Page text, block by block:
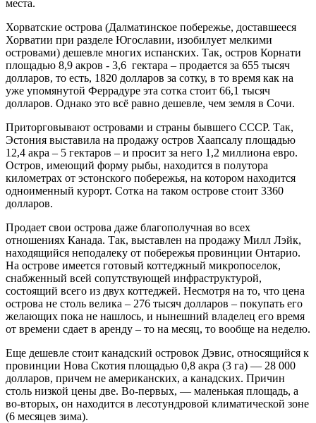
места.
Хорватские острова (Далматинское побережье, доставшееся
Хорватии при разделе Югославии, изобилует мелкими
островами) дешевле многих испанских. Так, остров Корнати
площадью 8,9 акров - 3,6 гектара – продается за 655 тысяч
долларов, то есть, 1820 долларов за сотку, в то время как на
уже упомянутой Феррадуре эта сотка стоит 66,1 тысяч
долларов. Однако это всё равно дешевле, чем земля в Сочи.
Приторговывают островами и страны бывшего СССР. Так,
Эстония выставила на продажу остров Хаапсалу площадью
12,4 акра – 5 гектаров – и просит за него 1,2 миллиона евро.
Остров, имеющий форму рыбы, находится в полутора
километрах от эстонского побережья, на котором находится
одноименный курорт. Сотка на таком острове стоит 3360
долларов.
Продает свои острова даже благополучная во всех
отношениях Канада. Так, выставлен на продажу Милл Лэйк,
находящийся неподалеку от побережья провинции Онтарио.
На острове имеется готовый коттеджный микропоселок,
снабженный всей сопутствующей инфраструктурой,
состоящий всего из двух коттеджей. Несмотря на то, что цена
острова не столь велика – 276 тысяч долларов – покупать его
желающих пока не нашлось, и нынешний владелец его время
от времени сдает в аренду – то на месяц, то вообще на неделю.
Еще дешевле стоит канадский островок Дэвис, относящийся к
провинции Нова Скотия площадью 0,8 акра (3 га) — 28 000
долларов, причем не американских, а канадских. Причин
столь низкой цены две. Во-первых, — маленькая площадь, а
во-вторых, он находится в лесотундровой климатической зоне
(6 месяцев зима).